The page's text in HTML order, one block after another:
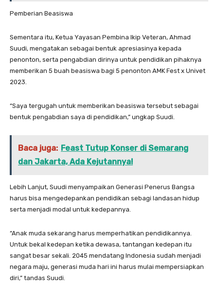
Pemberian Beasiswa
Sementara itu, Ketua Yayasan Pembina Ikip Veteran, Ahmad
Suudi, mengatakan sebagai bentuk apresiasinya kepada
penonton, serta pengabdian dirinya untuk pendidikan pihaknya
memberikan 5 buah beasiswa bagi 5 penonton AMK Fest x Univet
2023.
“Saya tergugah untuk memberikan beasiswa tersebut sebagai
bentuk pengabdian saya di pendidikan,” ungkap Suudi.
Baca juga: Feast Tutup Konser di Semarang
dan Jakarta, Ada Kejutannya!
Lebih Lanjut, Suudi menyampaikan Generasi Penerus Bangsa
harus bisa mengedepankan pendidikan sebagi landasan hidup
serta menjadi modal untuk kedepannya.
“Anak muda sekarang harus memperhatikan pendidikannya.
Untuk bekal kedepan ketika dewasa, tantangan kedepan itu
sangat besar sekali. 2045 mendatang Indonesia sudah menjadi
negara maju, generasi muda hari ini harus mulai mempersiapkan
diri,” tandas Suudi.